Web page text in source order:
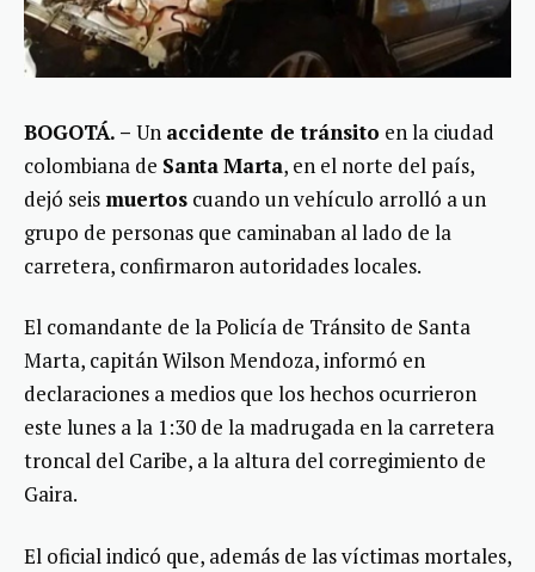
BOGOTÁ. – Un accidente de tránsito en la ciudad
colombiana de SantaMarta, en el norte del país,
dejó seis muertos cuando un vehículo arrolló a un
grupo de personas que caminaban al lado de la
carretera, confirmaron autoridades locales.
El comandante de la Policía de Tránsito de Santa
Marta, capitán Wilson Mendoza, informó en
declaraciones a medios que los hechos ocurrieron
este lunes a la 1:30 de la madrugada en la carretera
troncal del Caribe, a la altura del corregimiento de
Gaira.
El oficial indicó que, además de las víctimas mortales,